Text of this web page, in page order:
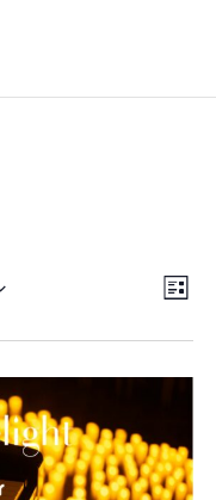
List